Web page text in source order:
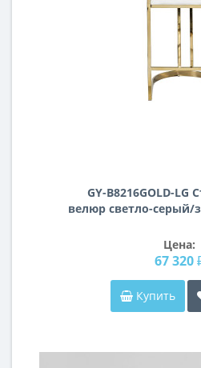
GY-B8216GOLD-LG
велюр светло-серый/
Цена:
67 320
Купить